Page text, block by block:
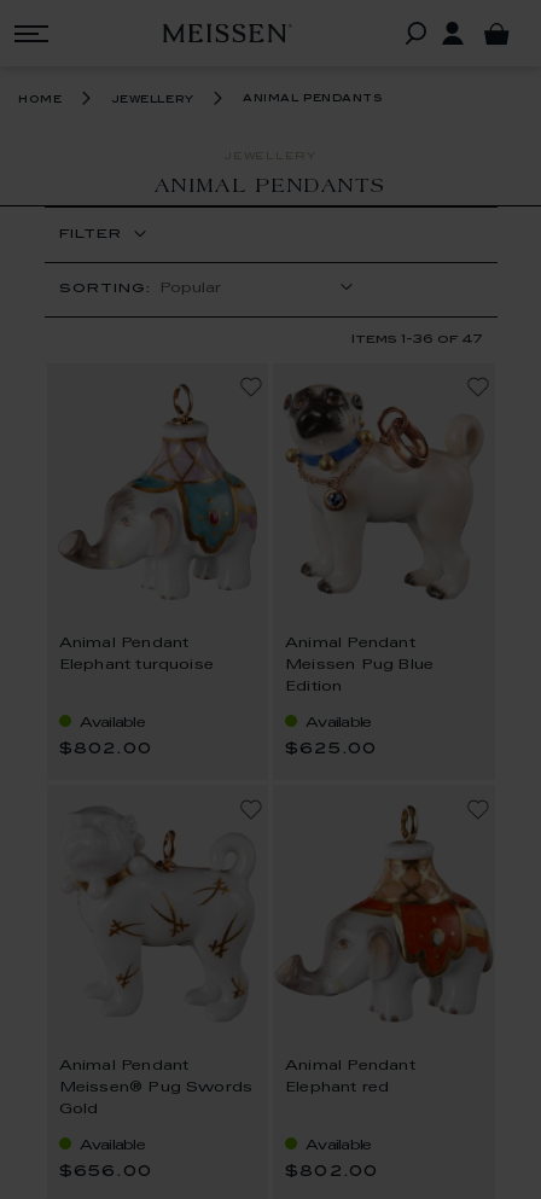
home jewellery animal pendants
JEWELLERY
ANIMAL PENDANTS
FILTER
SORTING:
Items -36 of 47
Animal Pendant
Elephant turquoise
Available
$802.00
Animal Pendant
Meissen Pug Blue
Edition
Available
$625.00
Animal Pendant
Meissen® Pug Swords
Gold
Available
$656.00
Animal Pendant
Elephant red
Available
$802.00